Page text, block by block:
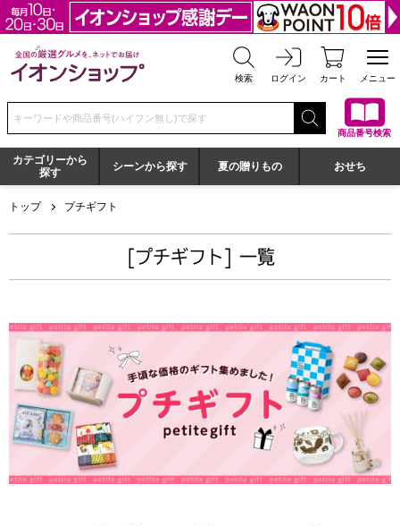
全国の厳選グルメを、ネットでお届け イオンショップ
検索 ログイン カート メニュー
検索キーワードまたは商品番号を入力してください
商品番号検索
カテゴリーから
探す
シーンから探す 夏の贈りもの おせち
トップ プチギフト
[プチギフト] 一覧